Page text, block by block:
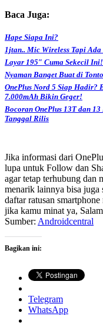
Baca Juga:
Hape Siapa Ini?
1jtan.. Mic Wireless Tapi
Layar 195″ Cuma Sekecil
Nyaman Banget Buat di
OnePlus Nord 5 Siap Hadir?
7.000mAh Bikin Geger!
Bocoran OnePlus 13T dan
Tanggal Rilis
Jika informasi dari
lupa untuk Follow dan
agar tetap terhubung dan
menarik lainnya bisa
daftar ratusan
jika kamu minat ya,
Sumber: Androidcentral
Bagikan ini:
Telegram
WhatsApp